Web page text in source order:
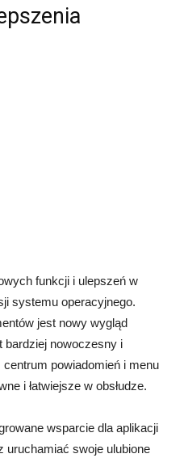
funkcji i ulepszeń w
systemu operacyjnego.
jest nowy wygląd
bardziej nowoczesny i
powiadomień i menu
i łatwiejsze w obsłudze.
wsparcie dla aplikacji
uruchamiać swoje ulubione